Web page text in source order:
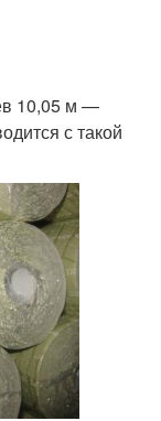
10,05 м —
с такой